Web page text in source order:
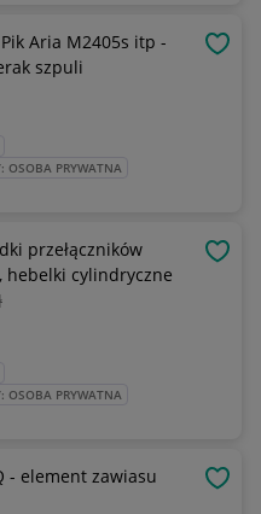
Aria M2405s itp -
szpuli
OSOBA PRYWATNA
przełączników
hebelki cylindryczne
OSOBA PRYWATNA
- element zawiasu